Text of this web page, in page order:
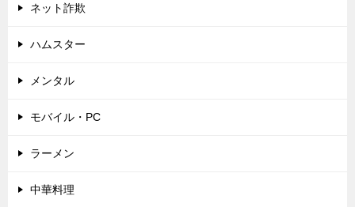
ネット詐欺
ハムスター
メンタル
モバイル・PC
ラーメン
中華料理